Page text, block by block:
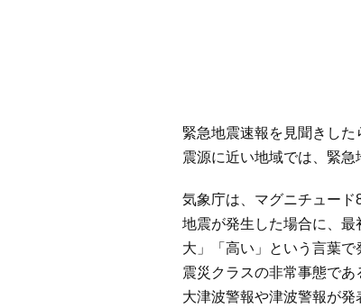
緊急地震速報を見聞きした
震源に近い地域では、緊急
気象庁は、マグニチュード
地震が発生した場合に、最
大」「高い」という言葉で
震災クラスの非常事態であ
大津波警報や津波警報が発